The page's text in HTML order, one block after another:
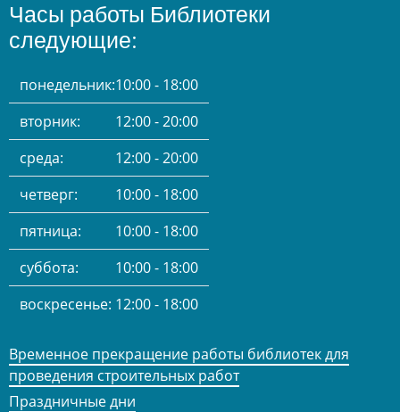
Часы работы Библиотеки
следующие:
понедельник:10:00 - 18:00
вторник:
12:00 - 20:00
среда:
12:00 - 20:00
четверг:
10:00 - 18:00
пятница:
10:00 - 18:00
суббота:
10:00 - 18:00
воскресенье: 12:00 - 18:00
Временное прекращение работы библиотек для
проведения строительных работ
Праздничные дни